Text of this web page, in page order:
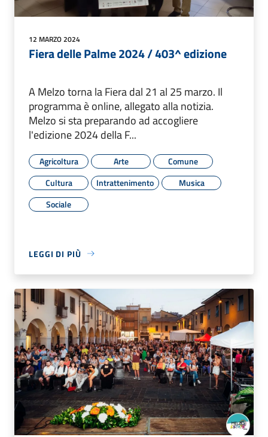
12 MARZO 2024
Fiera delle Palme 2024 / 403^ edizione
A Melzo torna la Fiera dal 21 al 25 marzo. Il
programma è online, allegato alla notizia.
Melzo si sta preparando ad accogliere
l'edizione 2024 della F...
Agricoltura Arte
Comune
Cultura
Intrattenimento
Musica
Sociale
LEGGI DI PIÙ